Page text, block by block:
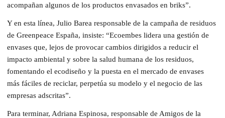
acompañan algunos de los productos envasados en briks”.
Y en esta línea, Julio Barea responsable de la campaña de residuos
de Greenpeace España, insiste: “Ecoembes lidera una gestión de
envases que, lejos de provocar cambios dirigidos a reducir el
impacto ambiental y sobre la salud humana de los residuos,
fomentando el ecodiseño y la puesta en el mercado de envases
más fáciles de reciclar, perpetúa su modelo y el negocio de las
empresas adscritas”.
Para terminar, Adriana Espinosa, responsable de Amigos de la